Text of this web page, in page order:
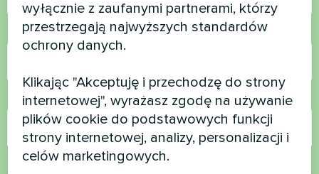
Numer telefonu
E-mail
Komentarz
wyłącznie z zaufanymi partnerami, którzy
przestrzegają najwyższych standardów
ochrony danych.
Klikając "Akceptuję i przechodzę do strony
internetowej", wyrażasz zgodę na używanie
plików cookie do podstawowych funkcji
strony internetowej, analizy, personalizacji i
celów marketingowych.